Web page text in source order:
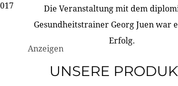
Die Veranstaltung mit dem
Gesundheitstrainer Georg Juen war
Erfolg.
Anzeigen
UNSERE